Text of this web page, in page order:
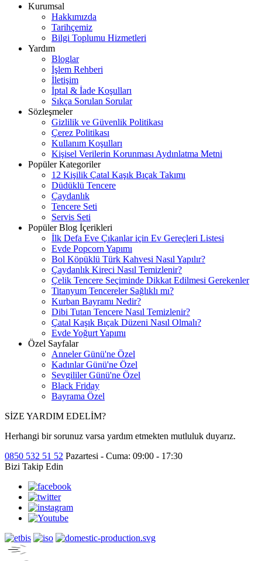
Kurumsal
Hakkımızda
Tarihçemiz
Bilgi Toplumu Hizmetleri
Yardım
Bloglar
İşlem Rehberi
İletişim
İptal & İade Koşulları
Sıkça Sorulan Sorular
Sözleşmeler
Gizlilik ve Güvenlik Politikası
Çerez Politikası
Kullanım Koşulları
Kişisel Verilerin Korunması Aydınlatma Metni
Popüler Kategoriler
12 Kişilik Çatal Kaşık Bıçak Takımı
Düdüklü Tencere
Çaydanlık
Tencere Seti
Servis Seti
Popüler Blog İçerikleri
İlk Defa Eve Çıkanlar için Ev Gereçleri Listesi
Evde Popcorn Yapımı
Bol Köpüklü Türk Kahvesi Nasıl Yapılır?
Çaydanlık Kireci Nasıl Temizlenir?
Çelik Tencere Seçiminde Dikkat Edilmesi Gerekenler
Titanyum Tencereler Sağlıklı mı?
Kurban Bayramı Nedir?
Dibi Tutan Tencere Nasıl Temizlenir?
Çatal Kaşık Bıçak Düzeni Nasıl Olmalı?
Evde Yoğurt Yapımı
Özel Sayfalar
Anneler Günü'ne Özel
Kadınlar Günü'ne Özel
Sevgililer Günü'ne Özel
Black Friday
Bayrama Özel
SİZE YARDIM EDELİM?
Herhangi bir sorunuz varsa yardım etmekten mutluluk duyarız.
0850 532 51 52 Pazartesi - Cuma: 09:00 - 17:30
Bizi Takip Edin